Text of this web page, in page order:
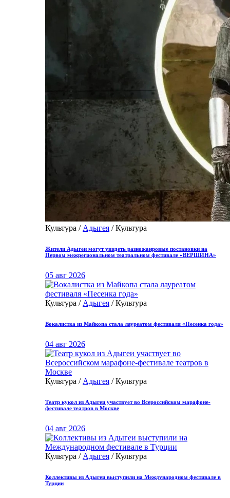
Культура / Адыгея / Культура
Жители Адыгеи могут увидеть разножанровые постановки на
Первом межрегиональном театральном фестивале «ВЕРШИНА»
05 авг 2026
Культура / Адыгея / Культура
Вокалистка из Майкопа стала лауреатом фестиваля «Песенка года»
04 авг 2026
Культура / Адыгея / Культура
Театр кукол из Адыгеи участвует во Всероссийском марафоне-
фестивале театров в Москве
04 авг 2026
Культура / Адыгея / Культура
Коллективы из Адыгеи выступили на Международном фестивале в
Турции